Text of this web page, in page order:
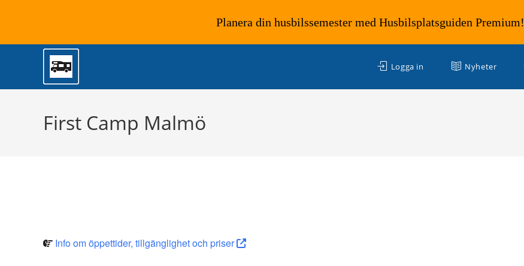
Logga in Nyheter
First Camp Malmö
Info om öppettider, tillgänglighet och priser
Planera din husbilssemester med Husbilsplatsguiden Premium!